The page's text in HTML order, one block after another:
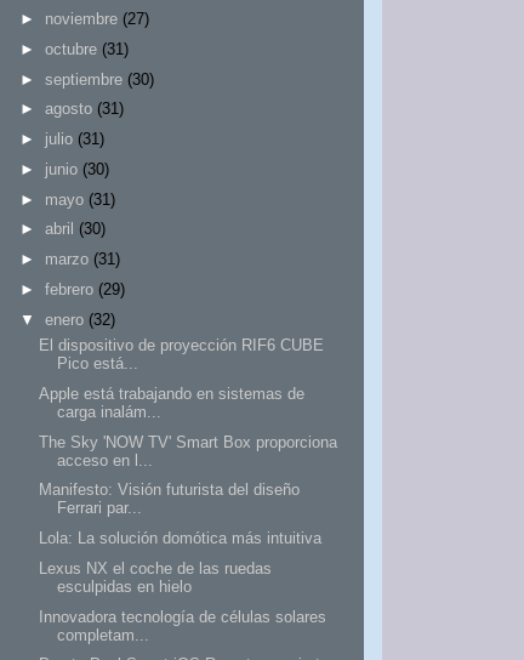
► noviembre (27)
► octubre (31)
► septiembre (30)
► agosto (31)
► julio (31)
► junio (30)
► mayo (31)
► abril (30)
► marzo (31)
► febrero (29)
▼
enero (32)
El dispositivo de proyección RIF6 CUBE
Pico está...
Apple está trabajando en sistemas de
carga inalám...
The Sky 'NOW TV' Smart Box proporciona
acceso en l...
Manifesto: Visión futurista del diseño
Ferrari par...
Lola: La solución domótica más intuitiva
Lexus NX el coche de las ruedas
esculpidas en hielo
Innovadora tecnología de células solares
completam...